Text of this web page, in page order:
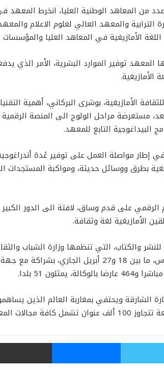
من المعاهد الوطنية العليا، انخرط المعهد
والمعهد العالي لعلوم الاعلام
الأمازيغية في المعاهد العليا والمؤسسات
المعهد توفير الموارد البشرية، الأمر الذي
الأمازيغية.
الأمازيغية، بوشرى البركاني، أهمية
البيداغوجية التابع للمعهد.
إطار مواصلة العمل على توفير عُدة
بطرق ووسائل حديثة، ومواكبة المستجدات
الرقمي على قدم وساق، لافتة الى الدور الكبير
الأمازيغية لغة وثقافة.
30 للمعرض الدولي للنشر والكتاب، التي تنظمها وزارة
السامية لصاحب الجلالة الملك محمد السادس، ما بين 18 و27
الشارقة ويحتفي بمغاربة العالم الذين
ومختلف الأجناس.
تويتر ماسنجر